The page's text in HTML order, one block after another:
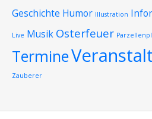
Geschichte Humor Illustration
Live Musik Osterfeuer
Termine
Zauberer